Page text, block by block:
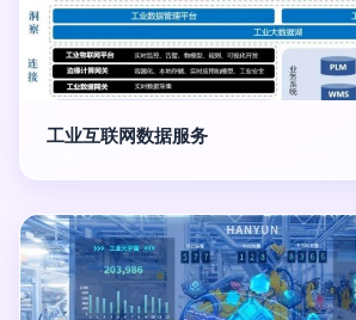
工业互联网数据服务